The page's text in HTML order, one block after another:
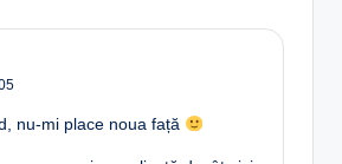
nu-mi place noua față